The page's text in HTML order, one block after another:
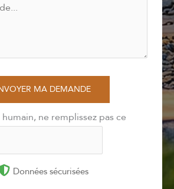
MA DEMANDE
ne remplissez pas ce
Données sécurisées